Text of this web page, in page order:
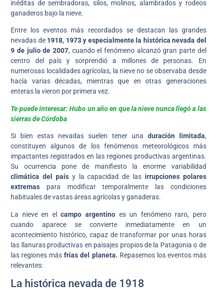
inéditas de sembradoras, silos, molinos, alambrados y rodeos
ganaderos bajo la nieve.
Entre los eventos más recordados se destacan las grandes
nevadas de 1918, 1973 y especialmente la histórica nevada del
9 de julio de 2007, cuando el fenómeno alcanzó gran parte del
centro del país y sorprendió a millones de personas. En
numerosas localidades agrícolas, la nieve no se observaba desde
hacía varias décadas, mientras que en otras generaciones
enteras la vieron por primera vez.
Te puede interesar: Hubo un año en que la nieve nunca llegó a las
sierras de Córdoba
Si bien estas nevadas suelen tener una duración limitada,
constituyen algunos de los fenómenos meteorológicos más
impactantes registrados en las regiones productivas argentinas.
Su ocurrencia pone de manifiesto la enorme variabilidad
climática del país y la capacidad de las irrupciones polares
extremas para modificar temporalmente las condiciones
habituales de vastas áreas agrícolas y ganaderas.
La nieve en elcampo argentino es un fenómeno raro, pero
cuando aparece se convierte inmediatamente en un
acontecimiento histórico, capaz de transformar por unas horas
las llanuras productivas en paisajes propios de la Patagonia o de
las regiones másfrías del planeta. Repasemos los eventos más
relevantes:
La histórica nevada de 1918